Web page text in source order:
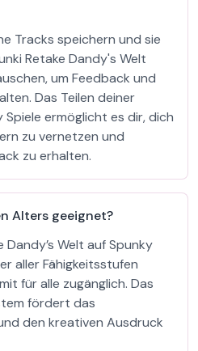
Tracks speichern und sie
Retake Dandy's Welt
um Feedback und
Das Teilen deiner
ermöglicht es dir, dich
zu vernetzen und
zu erhalten.
Alters geeignet?
Dandy’s Welt auf Spunky
aller Fähigkeitsstufen
für alle zugänglich. Das
fördert das
den kreativen Ausdruck